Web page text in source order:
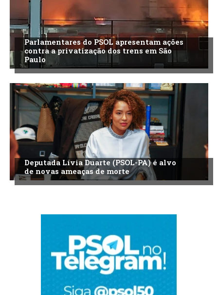
Parlamentares do PSOL apresentam ações
contra a privatização dos trens em São
Paulo
Deputada Lívia Duarte (PSOL-PA) é alvo
de novas ameaças de morte